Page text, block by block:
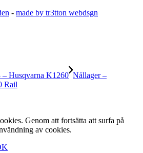
- made by tr3tton webdsgn
Husqvarna K1260 Nållager –
Rail
Genom att fortsätta att surfa på
av cookies.